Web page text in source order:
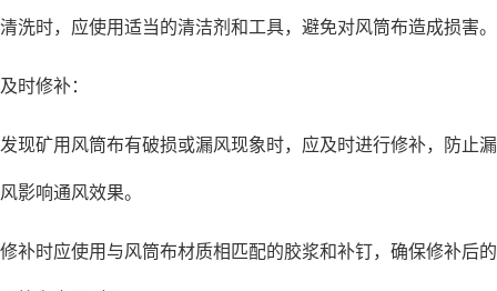
清洗时，应使用适当的清洁剂和工具，避免对风筒布造成损害。
及时修补：
发现矿用风筒布有破损或漏风现象时，应及时进行修补，防止漏
风影响通风效果。
修补时应使用与风筒布材质相匹配的胶浆和补钉，确保修补后的